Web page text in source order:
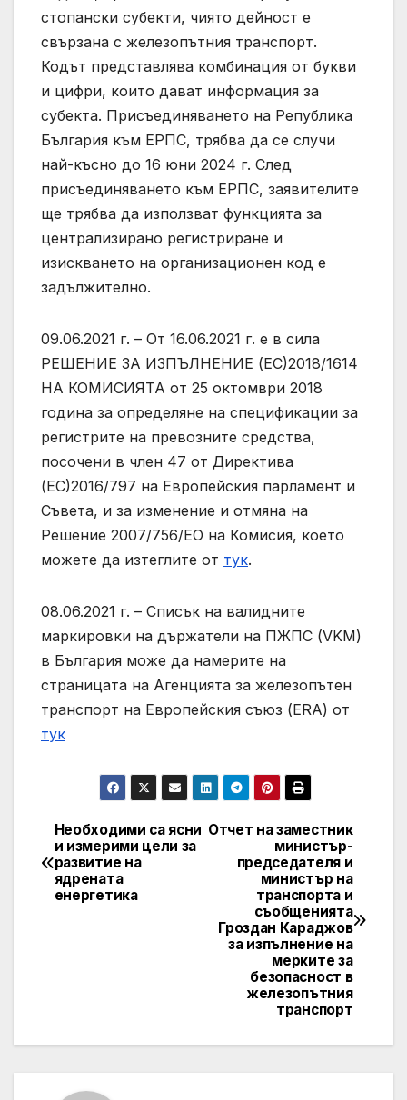
стопански субекти, чиято дейност е
свързана с железопътния транспорт.
Кодът представлява комбинация от букви
и цифри, които дават информация за
субекта. Присъединяването на Република
България към ЕРПС, трябва да се случи
най-късно до 16 юни 2024 г. След
присъединяването към ЕРПС, заявителите
ще трябва да използват функцията за
централизирано регистриране и
изискването на организационен код е
задължително.
09.06.2021 г. – От 16.06.2021 г. е в сила
РЕШЕНИЕ ЗА ИЗПЪЛНЕНИЕ (ЕС)2018/1614
НА КОМИСИЯТА от 25 октомври 2018
година за определяне на спецификации за
регистрите на превозните средства,
посочени в член 47 от Директива
(ЕС)2016/797 на Европейския парламент и
Съвета, и за изменение и отмяна на
Решение 2007/756/ЕО на Комисия, което
можете да изтеглите от тук.
08.06.2021 г. – Списък на валидните
маркировки на държатели на ПЖПС (VKM)
в България може да намерите на
страницата на Агенцията за железопътен
транспорт на Европейския съюз (ERA) от
тук
Post
navigation
Отчет на заместник
министър-
председателя и
министър на
транспорта и
съобщенията
Гроздан Караджов
за изпълнение на
мерките за
безопасност в
железопътния
транспорт
Необходими са ясни
и измерими цели за
развитие на
ядрената
енергетика